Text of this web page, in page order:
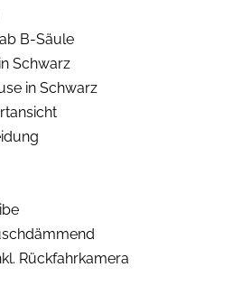
B-Säule
Schwarz
in Schwarz
Rückfahrkamera